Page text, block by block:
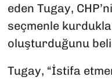
eden Tugay,
seçmenle
oluşturduğunu
Tugay, “İstifa